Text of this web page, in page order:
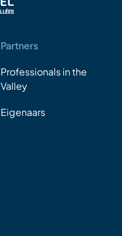
Partners
Professionals in the
Valley
Eigenaars